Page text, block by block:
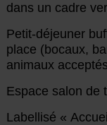
dans un cadre
Petit-déjeuner
place (bocaux,
animaux
Espace salon de
Labellisé «